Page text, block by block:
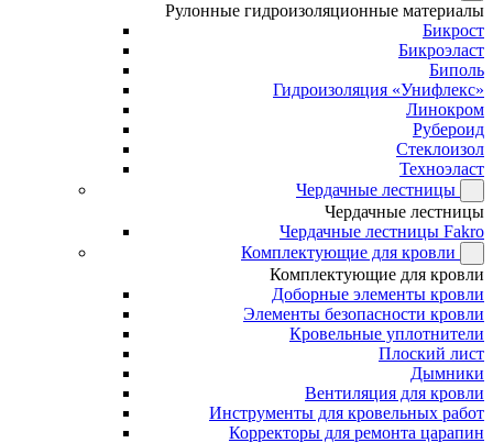
Рулонные гидроизоляционные материалы
Бикрост
Бикроэласт
Биполь
Гидроизоляция «Унифлекс»
Линокром
Рубероид
Стеклоизол
Техноэласт
Чердачные лестницы
Чердачные лестницы
Чердачные лестницы Fakro
Комплектующие для кровли
Комплектующие для кровли
Доборные элементы кровли
Элементы безопасности кровли
Кровельные уплотнители
Плоский лист
Дымники
Вентиляция для кровли
Инструменты для кровельных работ
Корректоры для ремонта царапин